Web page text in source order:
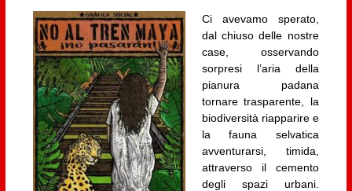
Ci avevamo sperato,
dal chiuso delle nostre
case, osservando
sorpresi l’aria della
pianura padana
tornare trasparente, la
biodiversità riapparire e
la fauna selvatica
avventurarsi, timida,
attraverso il cemento
degli spazi urbani.